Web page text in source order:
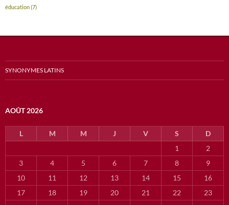
éducation(7)
SYNONYMES LATINS
AOÛT 2026
L M M J V S
D
1
2
3
4 5 6 7 8
9
10
11 12 13 14 15
16
17
18 19 20 21 22
23